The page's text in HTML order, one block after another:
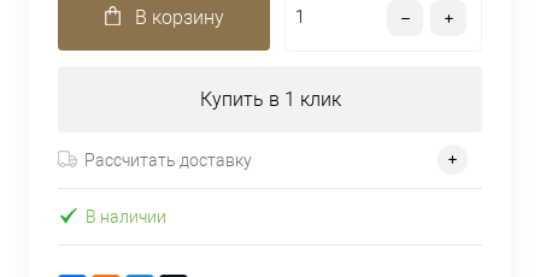
В корзину
Купить в 1 клик
Рассчитать доставку
В наличии